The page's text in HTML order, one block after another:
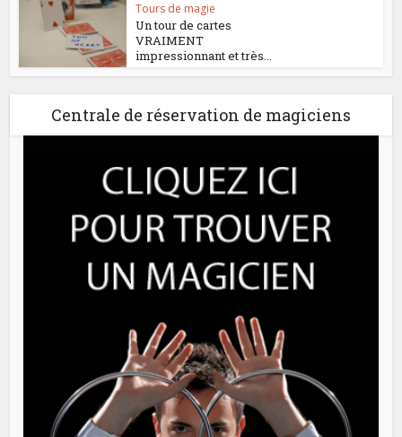
Tours de magie
Un tour de cartes
VRAIMENT
impressionnant et très...
Centrale de réservation de magiciens